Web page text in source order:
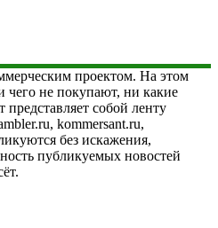
проектом. На этом
чего не покупают, ни какие
собой ленту
kommersant.ru,
без искажения,
публикуемых новостей